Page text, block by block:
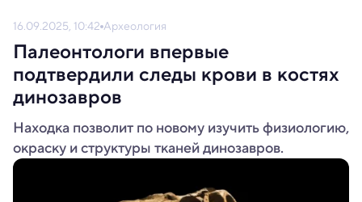
16.09.2025, 10:42 Археология
Палеонтологи впервые
подтвердили следы крови в костях
динозавров
Находка позволит по новому изучить физиологию,
окраску и структуры тканей динозавров.